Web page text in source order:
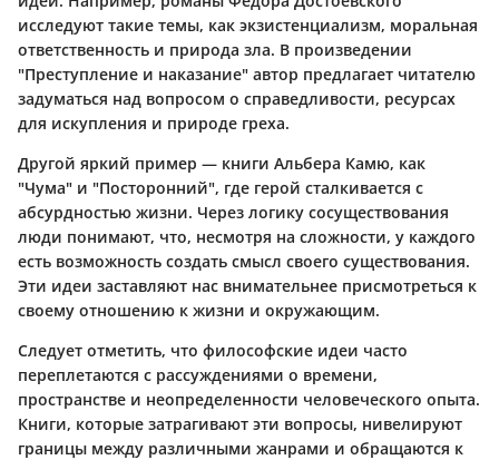
исследуют такие темы, как экзистенциализм, моральная
ответственность и природа зла. В произведении
"Преступление и наказание" автор предлагает читателю
задуматься над вопросом о справедливости, ресурсах
для искупления и природе греха.
Другой яркий пример — книги Альбера Камю, как
"Чума" и "Посторонний", где герой сталкивается с
абсурдностью жизни. Через логику сосуществования
люди понимают, что, несмотря на сложности, у каждого
есть возможность создать смысл своего существования.
Эти идеи заставляют нас внимательнее присмотреться к
своему отношению к жизни и окружающим.
Следует отметить, что философские идеи часто
переплетаются с рассуждениями о времени,
пространстве и неопределенности человеческого опыта.
Книги, которые затрагивают эти вопросы, нивелируют
границы между различными жанрами и обращаются к